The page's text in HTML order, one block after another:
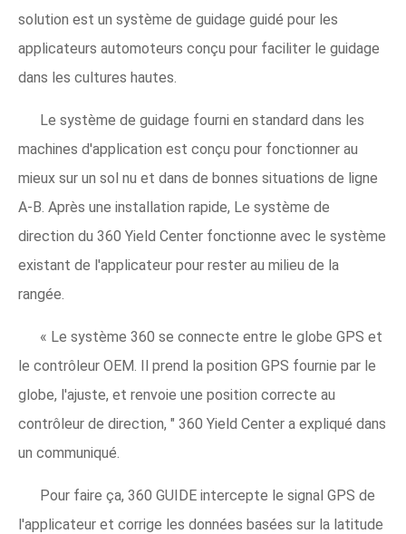
solution est un système de guidage guidé pour les
applicateurs automoteurs conçu pour faciliter le guidage
dans les cultures hautes.
Le système de guidage fourni en standard dans les
machines d'application est conçu pour fonctionner au
mieux sur un sol nu et dans de bonnes situations de ligne
A-B. Après une installation rapide, Le système de
direction du 360 Yield Center fonctionne avec le système
existant de l'applicateur pour rester au milieu de la
rangée.
« Le système 360 ​​se connecte entre le globe GPS et
le contrôleur OEM. Il prend la position GPS fournie par le
globe, l'ajuste, et renvoie une position correcte au
contrôleur de direction, " 360 Yield Center a expliqué dans
un communiqué.
Pour faire ça, 360 GUIDE intercepte le signal GPS de
l'applicateur et corrige les données basées sur la latitude